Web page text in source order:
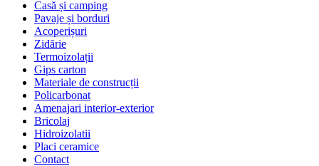
Casă și camping
Pavaje și borduri
Acoperișuri
Zidărie
Termoizolații
Gips carton
Materiale de construcții
Policarbonat
Amenajari interior-exterior
Bricolaj
Hidroizolatii
Placi ceramice
Contact